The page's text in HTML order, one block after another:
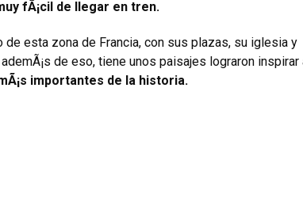
fÃ¡cil de llegar en tren.
esta zona de Francia, con sus plazas, su iglesia y
de eso, tiene unos paisajes lograron inspirar
importantes de la historia.